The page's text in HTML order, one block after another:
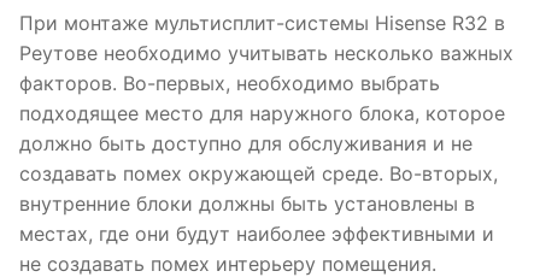
При монтаже мультисплит-системы Hisense R32 в
Реутове необходимо учитывать несколько важных
факторов. Во-первых, необходимо выбрать
подходящее место для наружного блока, которое
должно быть доступно для обслуживания и не
создавать помех окружающей среде. Во-вторых,
внутренние блоки должны быть установлены в
местах, где они будут наиболее эффективными и
не создавать помех интерьеру помещения.